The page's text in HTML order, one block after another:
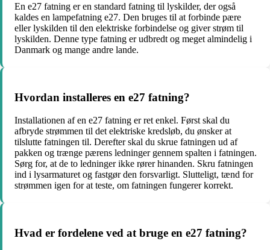
En e27 fatning er en standard fatning til lyskilder, der også
kaldes en lampefatning e27. Den bruges til at forbinde pære
eller lyskilden til den elektriske forbindelse og giver strøm til
lyskilden. Denne type fatning er udbredt og meget almindelig i
Danmark og mange andre lande.
Hvordan installeres en e27 fatning?
Installationen af en e27 fatning er ret enkel. Først skal du
afbryde strømmen til det elektriske kredsløb, du ønsker at
tilslutte fatningen til. Derefter skal du skrue fatningen ud af
pakken og trænge pærens ledninger gennem spalten i fatningen.
Sørg for, at de to ledninger ikke rører hinanden. Skru fatningen
ind i lysarmaturet og fastgør den forsvarligt. Slutteligt, tænd for
strømmen igen for at teste, om fatningen fungerer korrekt.
Hvad er fordelene ved at bruge en e27 fatning?